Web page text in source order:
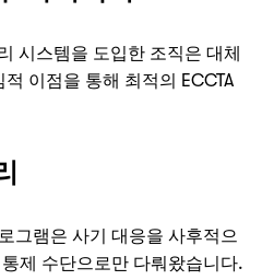
시스템을 도입한 조직은 대체
이점을 통해 최적의 ECCTA
그램은 사기 대응을 사후적으
제 수단으로만 다뤄왔습니다.
Officer
Get a callback